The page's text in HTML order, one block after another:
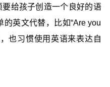
给孩子创造一个良好的语
英文代替，比如“Are you
也习惯使用英语来表达自